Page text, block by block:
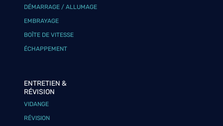
DÉMARRAGE / ALLUMAGE
EMBRAYAGE
BOÎTE DE VITESSE
ÉCHAPPEMENT
ENTRETIEN &
RÉVISION
VIDANGE
RÉVISION